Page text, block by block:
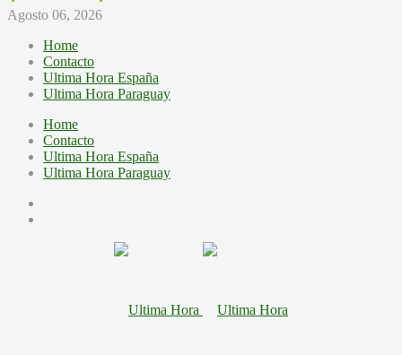
Agosto 06, 2026
Home
Contacto
Ultima Hora España
Ultima Hora Paraguay
Home
Contacto
Ultima Hora España
Ultima Hora Paraguay